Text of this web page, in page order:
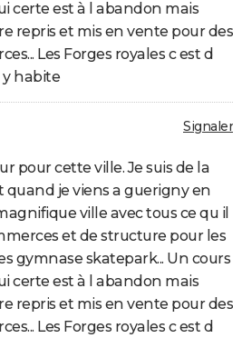
certe est à l abandon mais
repris et mis en vente pour des
Les Forges royales c est d
y habite
Signaler
pour cette ville. Je suis de la
je viens a guerigny en
ville avec tous ce qu il
et de structure pour les
gymnase skatepark... Un cours
certe est à l abandon mais
repris et mis en vente pour des
Les Forges royales c est d